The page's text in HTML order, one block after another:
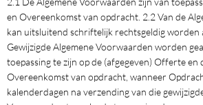
en Overeenkomst van opdracht. 2.2 Van de
kan uitsluitend schriftelijk rechtsgeldig worden
Gewijzigde Algemene Voorwaarden worden
toepassing te zijn op de (afgegeven) Offerte en
Overeenkomst van opdracht, wanneer
kalenderdagen na verzending van die